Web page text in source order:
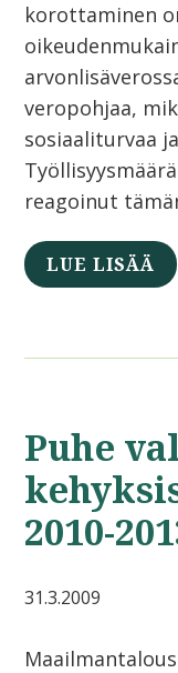
korottaminen
veropohjaa,
sosiaaliturvaa
reagoinut
LUE LISÄÄ
Puhe
2010-
31.3.2009